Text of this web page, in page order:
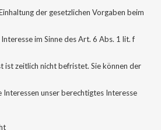
der gesetzlichen Vorgaben beim
im Sinne des Art. 6 Abs. 1 lit. f
ist zeitlich nicht befristet. Sie können der
unser berechtigtes Interesse